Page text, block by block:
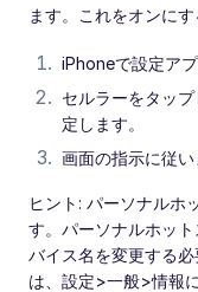
ます。これをオンに
iPhoneで設定アプ
セルラーをタッ
定します。
画面の指示に従い
ヒント: パーソナルホ
す。パーソナルホッ
バイス名を変更する
は、設定>一般>情報